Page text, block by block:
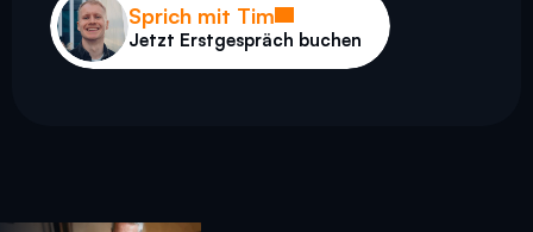
Sprich mit Tim
Jetzt Erstgespräch buchen